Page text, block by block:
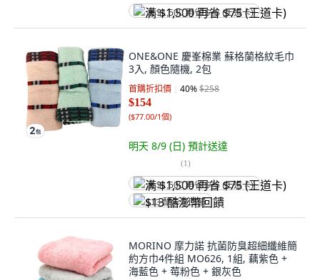
满 $1,500 再省 $75 (王道卡)
ONE&ONE 慶峯棉業 蘇格蘭格紋毛巾
3入, 顏色隨機, 2包
首購折扣價 40%$258
$154
($77.00/1個)
明天 8/9 (日) 預計送達
(1)
满 $1,500 再省 $75 (王道卡)
$13 酷澎幣回饋
MORINO 摩力諾 抗菌防臭超細纖維簡
約方巾4件組 MO626, 1組, 藕紫色 +
海藍色 + 莓粉色 + 銀灰色